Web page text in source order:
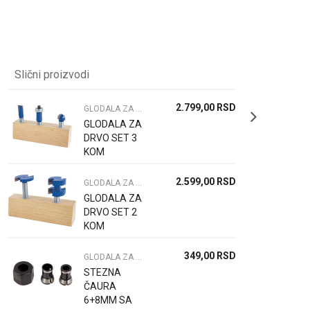
Slični proizvodi
GLODALA ZA
DRVO SET 3
KOM
2.799,00 RSD
GLODALA ZA
DRVO SET 2
KOM
2.599,00 RSD
STEZNA
ČAURA
6+8MM SA
349,00 RSD